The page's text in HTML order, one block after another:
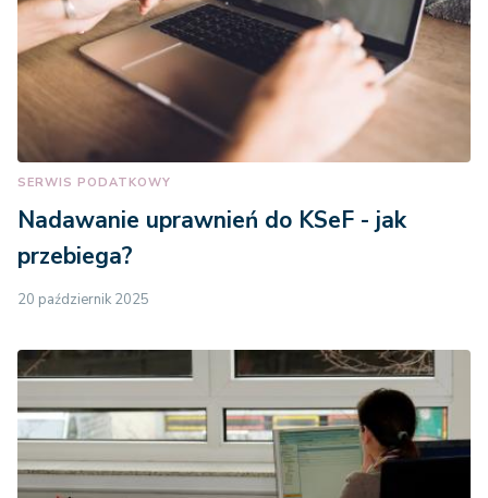
SERWIS PODATKOWY
Nadawanie uprawnień do KSeF - jak
przebiega?
20 październik 2025